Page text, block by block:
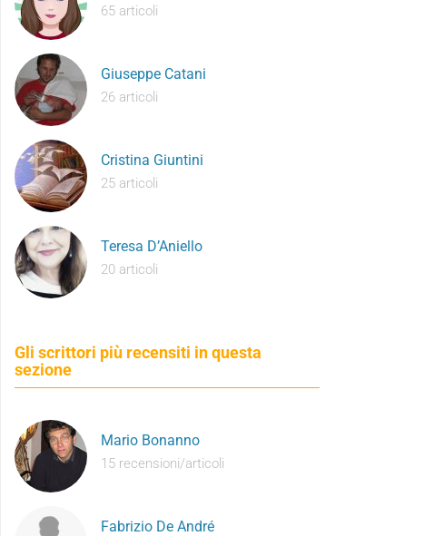
65 articoli
Giuseppe Catani
26 articoli
Cristina Giuntini
25 articoli
Teresa D’Aniello
20 articoli
Gli scrittori più recensiti in questa
sezione
Mario Bonanno
15 recensioni/articoli
Fabrizio De André